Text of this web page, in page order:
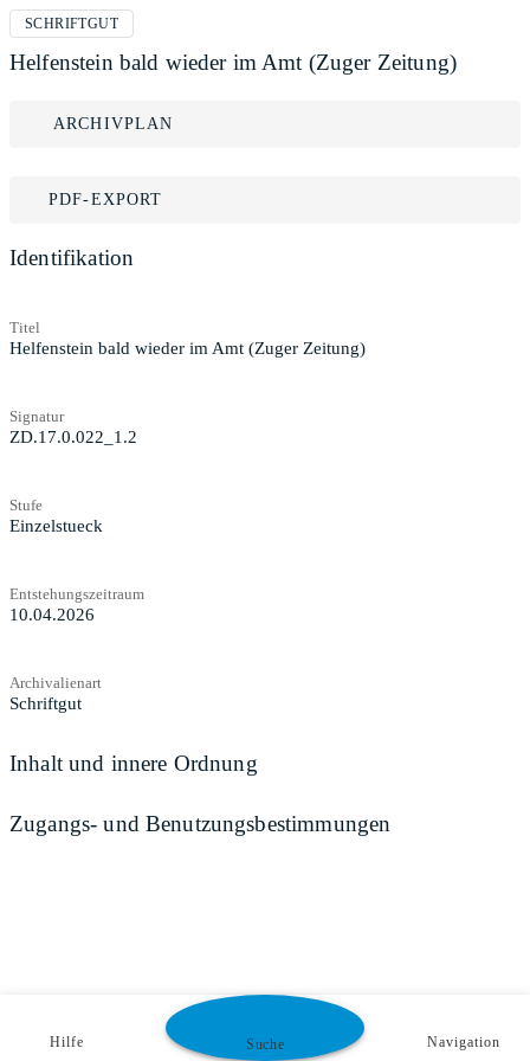
SCHRIFTGUT
Helfenstein bald wieder im Amt (Zuger Zeitung)
ARCHIVPLAN
PDF-EXPORT
Identifikation
Titel
Helfenstein bald wieder im Amt (Zuger Zeitung)
Signatur
ZD.17.0.022_1.2
Stufe
Einzelstueck
Entstehungszeitraum
10.04.2026
Archivalienart
Schriftgut
Inhalt und innere Ordnung
Zugangs- und Benutzungsbestimmungen
Hilfe Suche Navigation